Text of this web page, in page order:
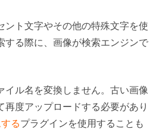
ト文字やその他の特殊文字を使
る際に、画像が検索エンジンで
ル名を変換しません。古い画像
度アップロードする必要があり
るプラグインを使用することも